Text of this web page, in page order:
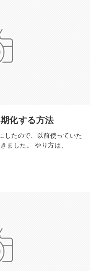
化する方法
したので、以前使っていた
ました。 やり方は、